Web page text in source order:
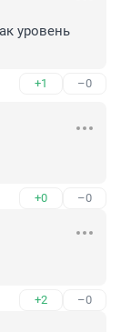
уровень
+1 –0
+0 –0
+2 –0